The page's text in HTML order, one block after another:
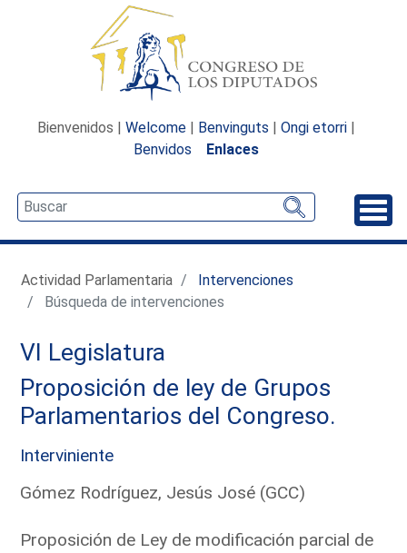
Bienvenidos | Welcome | Benvinguts | Ongi etorri |
Benvidos
Enlaces
Actividad Parlamentaria
Intervenciones
Búsqueda de intervenciones
VI Legislatura
Proposición de ley de Grupos
Parlamentarios del Congreso.
Interviniente
Gómez Rodríguez, Jesús José (GCC)
Proposición de Ley de modificación parcial de